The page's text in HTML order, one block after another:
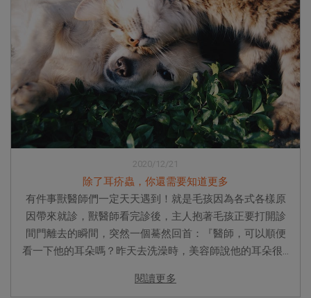
2020/12/21
除了耳疥蟲，你還需要知道更多
有件事獸醫師們一定天天遇到！就是毛孩因為各式各樣原
因帶來就診，獸醫師看完診後，主人抱著毛孩正要打開診
間門離去的瞬間，突然一個驀然回首：『醫師，可以順便
看一下他的耳朵嗎？昨天去洗澡時，美容師說他的耳朵很...
閱讀更多